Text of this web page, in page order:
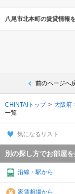
八尾市北本町の賃貸情報
前のページへ
CHINTAIトップ 大阪府
一覧
気になるリスト
別の探し方でお部屋
沿線・駅から
家賃相場から